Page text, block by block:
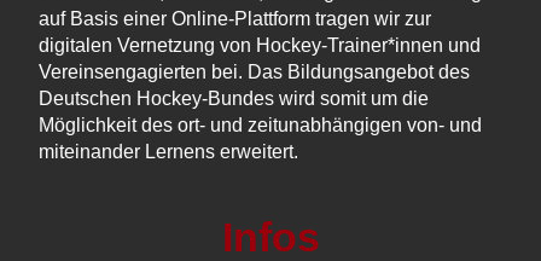
auf Basis einer Online-Plattform tragen wir zur
digitalen Vernetzung von Hockey-Trainer*innen und
Vereinsengagierten bei. Das Bildungsangebot des
Deutschen Hockey-Bundes wird somit um die
Möglichkeit des ort- und zeitunabhängigen von- und
miteinander Lernens erweitert.
Infos